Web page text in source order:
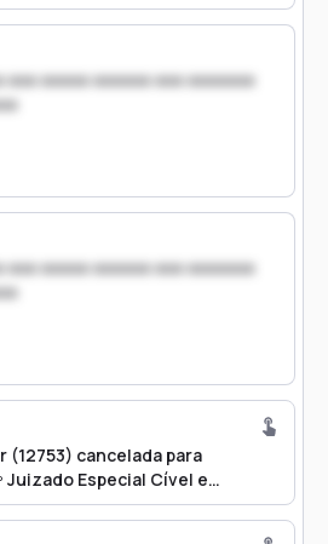
xxxxx xxxxxx xxx xxxxxxx
xxxxx xxxxxx xxx xxxxxxx
(12753) cancelada para
Juizado Especial Cível e
de São Francisco